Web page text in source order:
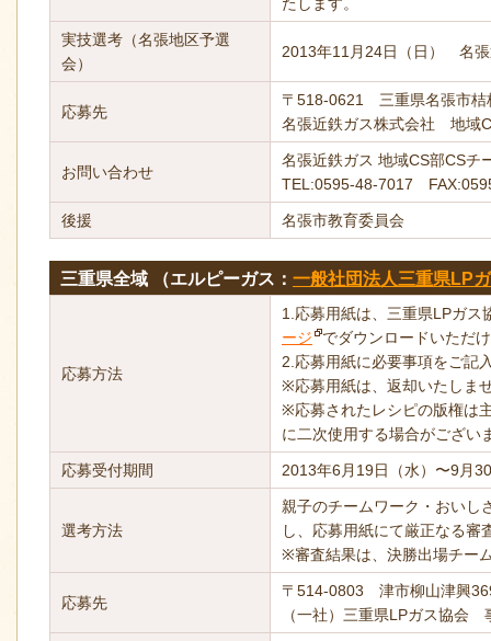
実技選考（名張地区予選
会）
2013年11月24日（日） 名
応募先
〒518-0621 三重県名張市桔
名張近鉄ガス株式会社 地域
お問い合わせ
名張近鉄ガス 地域CS部CSチ
TEL:0595-48-7017
後援 名張市教育委員会
三重県全域 （エルピーガス： 一般社団法人三重県LP
応募方法
1.応募用紙は、三重県LPガス
ージ
でダウンロードいただ
2.応募用紙に必要事項をご記
※応募用紙は、返却いたしま
※応募されたレシピの版権は
に二次使用する場合がござい
応募受付期間 2013年6月19日（水）〜9月
選考方法
親子のチームワーク・おいし
し、応募用紙にて厳正なる審
※審査結果は、決勝出場チー
応募先
〒514-0803 津市柳山津興
（一社）三重県LPガス協